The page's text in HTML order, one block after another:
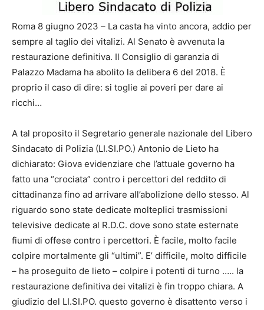
Roma 8 giugno 2023 – La casta ha vinto ancora, addio per
sempre al taglio dei vitalizi. Al Senato è avvenuta la
restaurazione definitiva. Il Consiglio di garanzia di
Palazzo Madama ha abolito la delibera 6 del 2018. È
proprio il caso di dire: si toglie ai poveri per dare ai
ricchi…
A tal proposito il Segretario generale nazionale del Libero
Sindacato di Polizia (LI.SI.PO.) Antonio de Lieto ha
dichiarato: Giova evidenziare che l’attuale governo ha
fatto una “crociata” contro i percettori del reddito di
cittadinanza fino ad arrivare all’abolizione dello stesso. Al
riguardo sono state dedicate molteplici trasmissioni
televisive dedicate al R.D.C. dove sono state esternate
fiumi di offese contro i percettori. È facile, molto facile
colpire mortalmente gli “ultimi”. E’ difficile, molto difficile
– ha proseguito de lieto – colpire i potenti di turno ….. la
restaurazione definitiva dei vitalizi è fin troppo chiara. A
giudizio del LI.SI.PO. questo governo è disattento verso i